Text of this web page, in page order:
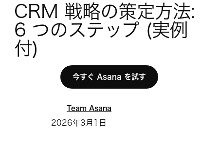
CRM 戦略の策定方法:
6 つのステップ (実例
付)
今すぐ Asana を試す
Team Asana
2026年3月1日